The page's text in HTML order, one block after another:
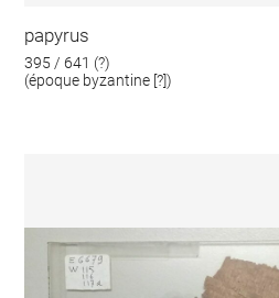
papyrus
395 / 641 (?)
(époque byzantine [?])